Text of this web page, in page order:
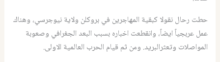
حطت رحال نقولا كبقية المهاجرين في بروكلن ولاية نيوجرسي، وهناك
عمل عربجياً ايضاً، وانقطعت اخباره بسبب البعد الجغرافي وصعوبة
المواصلات وتعثرالبريد. ومن ثم قيام الحرب العالمية الاولى.